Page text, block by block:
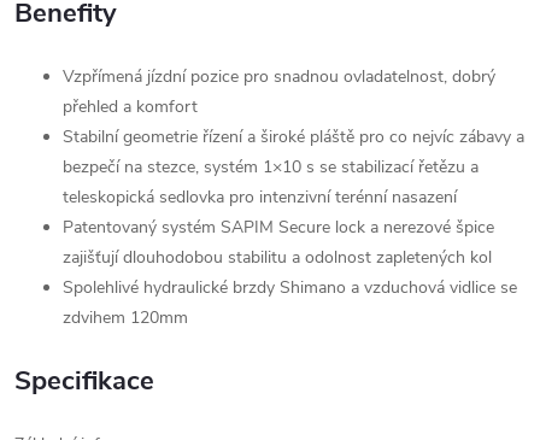
Benefity
Vzpřímená jízdní pozice pro snadnou ovladatelnost, dobrý
přehled a komfort
Stabilní geometrie řízení a široké pláště pro co nejvíc zábavy a
bezpečí na stezce, systém 1×10 s se stabilizací řetězu a
teleskopická sedlovka pro intenzivní terénní nasazení
Patentovaný systém SAPIM Secure lock a nerezové špice
zajišťují dlouhodobou stabilitu a odolnost zapletených kol
Spolehlivé hydraulické brzdy Shimano a vzduchová vidlice se
zdvihem 120mm
Specifikace